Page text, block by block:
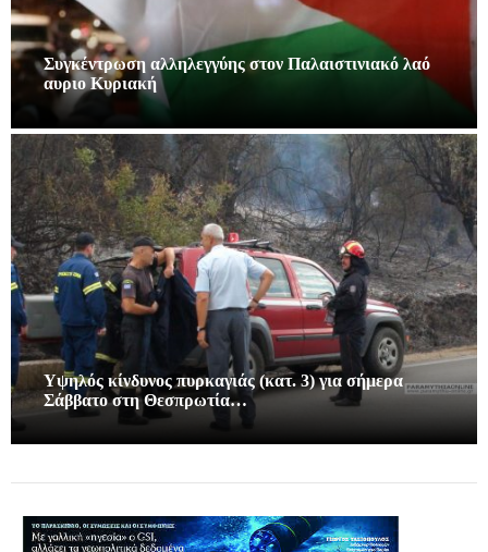
Συγκέντρωση αλληλεγγύης στον Παλαιστινιακό λαό
αυριο Κυριακή
Υψηλός κίνδυνος πυρκαγιάς (κατ. 3) για σήμερα
Σάββατο στη Θεσπρωτία…